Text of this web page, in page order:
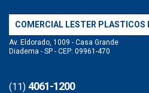
COMERCIAL LESTER PLASTICOS
Av. Eldorado, 1009 - Casa Grande
Diadema - SP - CEP: 09961-470
(11) 4061-1200